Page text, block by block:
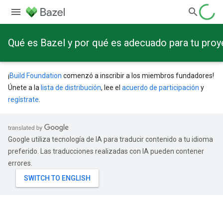
Qué es Bazel y por qué es adecuado para tu
¡Build Foundation comenzó a inscribir a los miembros fundadores!
Únete a la lista de distribución, lee el acuerdo de participación y
regístrate
Google utiliza tecnología de IA para traducir contenido a tu idioma
preferido. Las traducciones realizadas con IA pueden contener
errores.